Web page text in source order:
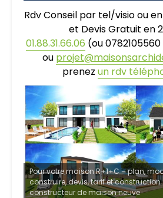
Rdv Conseil par tel/visio ou
et Devis Gratuit en
01.88.31.66.06 (ou
ou
prenez un rdv
Pour votre maison R+1+C – plan,
construire, devis, tarif et construction
constructeur de maison neuve